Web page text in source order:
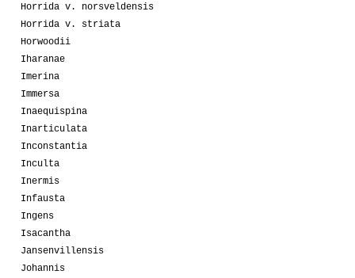
Horrida v. norsveldensis
Horrida v. striata
Horwoodii
Iharanae
Imerina
Immersa
Inaequispina
Inarticulata
Inconstantia
Inculta
Inermis
Infausta
Ingens
Isacantha
Jansenvillensis
Johannis